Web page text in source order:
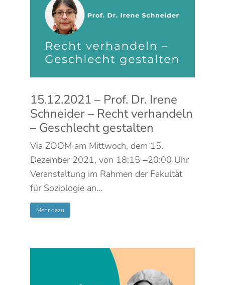
15.12.2021 – Prof. Dr. Irene
Schneider – Recht verhandeln
– Geschlecht gestalten
Via ZOOM am Mittwoch, dem 15.
Dezember 2021, von 18:15 ‒20:00 Uhr
Veranstaltung im Rahmen der Fakultät
für Soziologie an…
Mehr dazu